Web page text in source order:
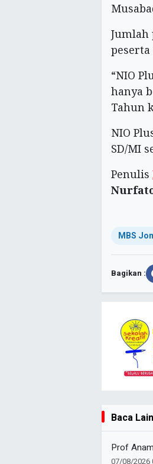
Jumlah
“NIO
hanya
Tahun
NIO
SD/MI
Penulis
MBS
Bagikan :
Baca
Prof